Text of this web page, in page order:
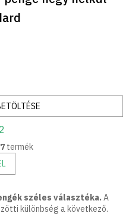
2
termék
széles választéka. A
különbség a következő.